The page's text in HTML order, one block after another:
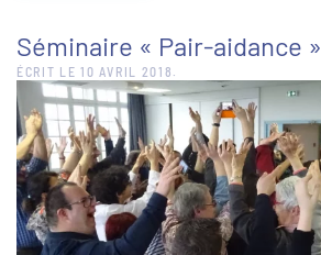
Séminaire « Pair-aidance »
ÉCRIT LE10 AVRIL 2018 .